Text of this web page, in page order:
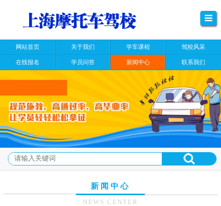
网站首页 关于我们 学车课程 驾校风采
在线报名 学员问答 新闻中心 联系我们
新闻中心
NEWS CENTER